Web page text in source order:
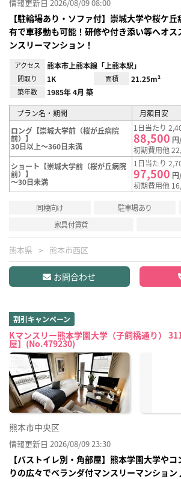
情報更新日 2026/08/09 08:00
【駐輪場あり・ソファ付】崇城大学や桜ケ
有で車移動も可能！研修や付き添い等へオ
ンスリーマンション！
アクセス 熊本市上熊本線「上熊本駅」
間取り 1K 面積 21.25m²
築年数 1985年 4月 築
プラン名・期間
月額目安
ロング【崇城大学前（桜が丘病院
前）】
30日以上～360日未満
1日当たり
88,500
初期費用他
ショート【崇城大学前（桜が丘病院
前）】
～30日未満
1日当たり
97,500
初期費用他
同棲向け 駐車場あり
家具付賃貸
熊本県 熊本市西区
お問合わせ
割引キャンペーン
Kマンスリー熊本学園大学（子飼橋通り）
屋】(No.479230)
熊本市中央区
情報更新日 2026/08/09 23:30
【バストイレ別・角部屋】熊本学園大学や
りの広々でベランダ付マンスリーマンショ